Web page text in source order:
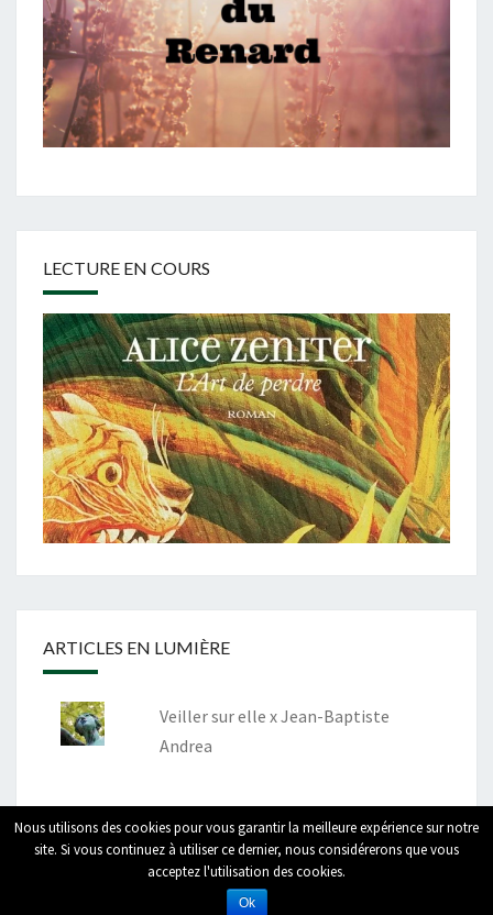
LECTURE EN COURS
ARTICLES EN LUMIÈRE
Veiller sur elle x Jean-Baptiste
Andrea
Fièrement propulsé parWordPress
Nous utilisons des cookies pour vous garantir la meilleure expérience sur notre
site. Si vous continuez à utiliser ce dernier, nous considérerons que vous
acceptez l'utilisation des cookies.
Ok